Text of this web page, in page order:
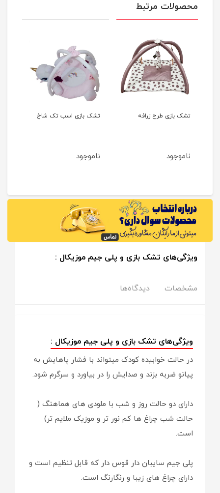
محصولات مرتبط
تشک بازی طرح زرافه
ناموجود
تشک بازی اسب تک شاخ
ناموجود
ویژگی‌های تشک بازی و پلی جیم موزیکال :
مشخصات دیدگاه‌ها
ویژگی‌های تشک بازی و پلی جیم موزیکال :
در حالت خوابیده کودک میتواند با فشار پاهایش به
پیانو ضربه بزند و صدایش را در بیاورد و سرگرم شود.
دارای دو حالت روز و شب با ملودی های هماهنگ (
حالت شب چراغ ها کم نور تر و موزیک ملایم تر)
است.
پلی جیم سایبان دار قوس دار که قابل تنظیم است و
دارای چراغ های زیبا و رنگارنگ است.